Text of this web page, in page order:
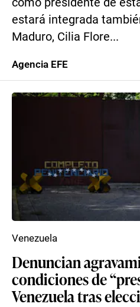
estará integrada
Maduro, Cilia Flore...
Agencia EFE
Denuncian
condiciones de
Venezuela tras
Venezuela